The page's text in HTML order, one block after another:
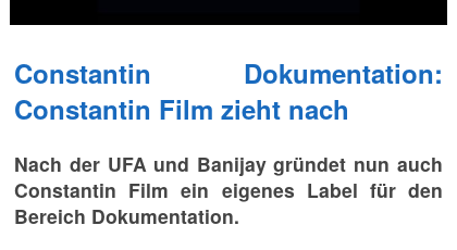
Constantin Dokumentation:
Constantin Film zieht nach
Nach der UFA und Banijay gründet nun auch
Constantin Film ein eigenes Label für den
Bereich Dokumentation.